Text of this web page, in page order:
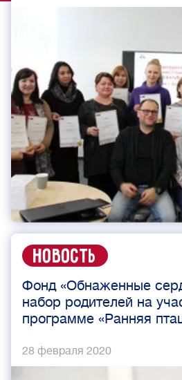
Новость
Фонд «Обнаженные
набор родителей на
программе «Ранняя
28 февраля 2020